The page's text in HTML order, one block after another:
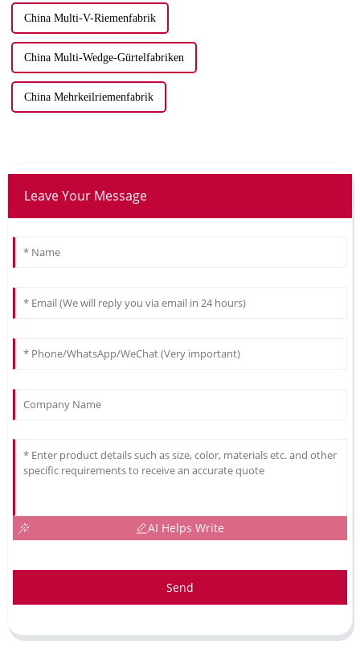
China Multi-V-Riemenfabrik
China Multi-Wedge-Gürtelfabriken
China Mehrkeilriemenfabrik
Leave Your Message
AI Helps Write
Send